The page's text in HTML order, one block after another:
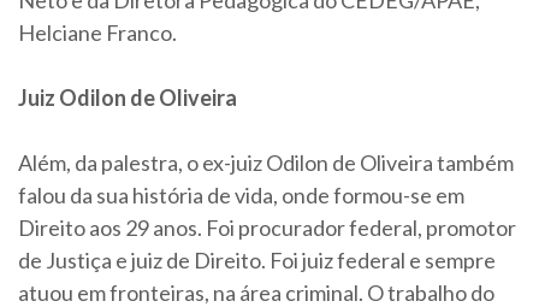
Helciane Franco.
Juiz Odilon de Oliveira
Além, da palestra, o ex-juiz Odilon de Oliveira também
falou da sua história de vida, onde formou-se em
Direito aos 29 anos. Foi procurador federal, promotor
de Justiça e juiz de Direito. Foi juiz federal e sempre
atuou em fronteiras, na área criminal. O trabalho do